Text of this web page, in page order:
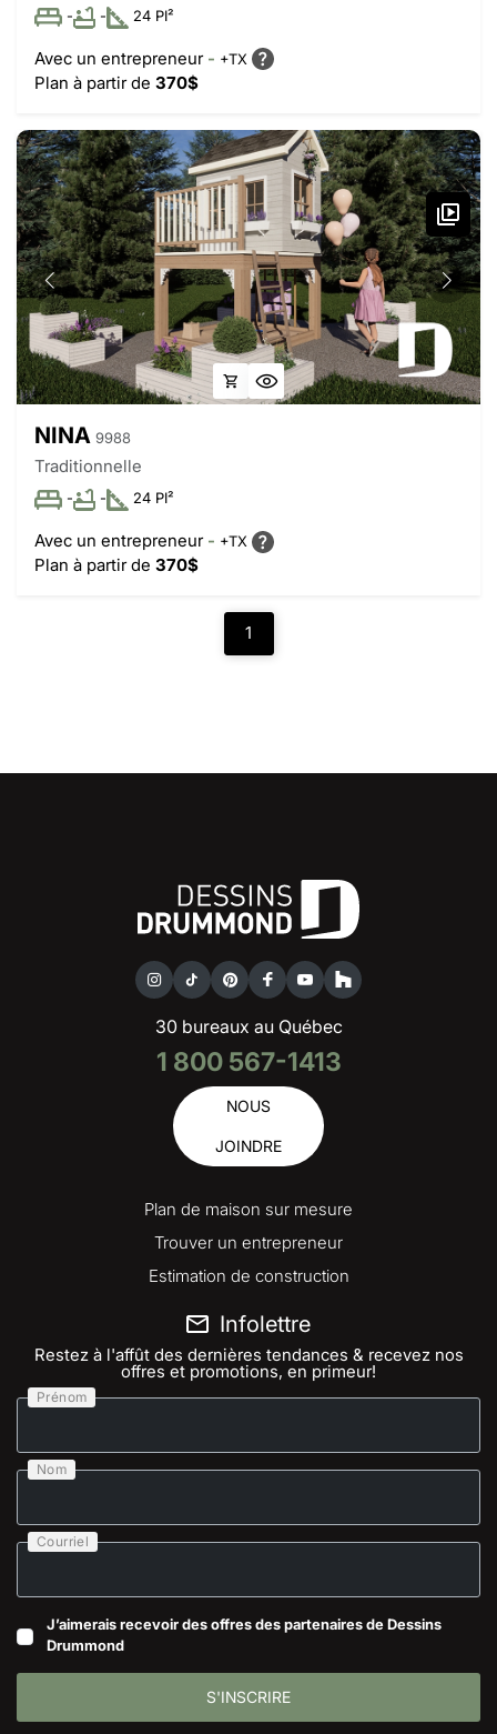
- - 24 PI²
Avec un entrepreneur - +TX
Plan à partir de 370$
NINA 9988
Traditionnelle
- - 24 PI²
Avec un entrepreneur - +TX
Plan à partir de 370$
1
30 bureaux au Québec
1 800 567-1413
NOUS
JOINDRE
Plan de maison sur mesure
Trouver un entrepreneur
Estimation de construction
Infolettre
Restez à l'affût des dernières tendances & recevez nos
offres et promotions, en primeur!
Prénom
Nom
Courriel
J’aimerais recevoir des offres des partenaires de Dessins
Drummond
S'INSCRIRE